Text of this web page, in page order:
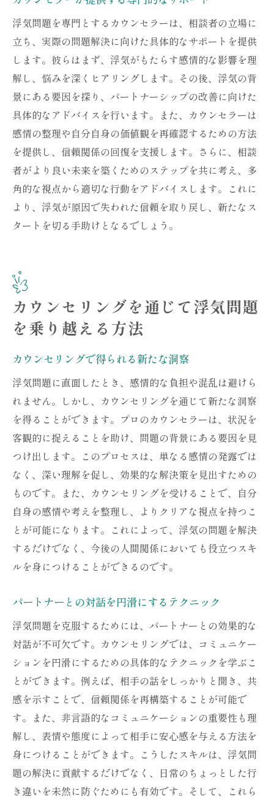
浮気問題を専門とするカウンセラーは、相談者の立場に
立ち、実際の問題解決に向けた具体的なサポートを提供
します。彼らはまず、浮気がもたらす感情的な影響を理
解し、悩みを深くヒアリングします。その後、浮気の背
景にある要因を探り、パートナーシップの改善に向けた
具体的なアドバイスを行います。また、カウンセラーは
感情の整理や自分自身の価値観を再確認するための方法
を提供し、信頼関係の回復を支援します。さらに、相談
者がより良い未来を築くためのステップを共に考え、多
角的な視点から適切な行動をアドバイスします。これに
より、浮気が原因で失われた信頼を取り戻し、新たなス
タートを切る手助けとなるでしょう。
カウンセリングを通じて浮気問題
を乗り越える方法
カウンセリングで得られる新たな洞察
浮気問題に直面したとき、感情的な負担や混乱は避けら
れません。しかし、カウンセリングを通じて新たな洞察
を得ることができます。プロのカウンセラーは、状況を
客観的に捉えることを助け、問題の背景にある要因を見
つけ出します。このプロセスは、単なる感情の発露では
なく、深い理解を促し、効果的な解決策を見出すための
ものです。また、カウンセリングを受けることで、自分
自身の感情や考えを整理し、よりクリアな視点を持つこ
とが可能になります。これによって、浮気の問題を解決
するだけでなく、今後の人間関係においても役立つスキ
ルを身につけることができるのです。
パートナーとの対話を円滑にするテクニック
浮気問題を克服するためには、パートナーとの効果的な
対話が不可欠です。カウンセリングでは、コミュニケー
ションを円滑にするための具体的なテクニックを学ぶこ
とができます。例えば、相手の話をしっかりと聞き、共
感を示すことで、信頼関係を再構築することが可能で
す。また、非言語的なコミュニケーションの重要性も理
解し、表情や態度によって相手に安心感を与える方法を
身につけることができます。こうしたスキルは、浮気問
題の解決に貢献するだけでなく、日常のちょっとした行
き違いを未然に防ぐためにも有効です。そして、これら